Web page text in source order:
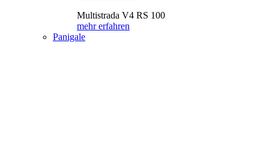
Multistrada V4 RS 100
mehr erfahren
Panigale